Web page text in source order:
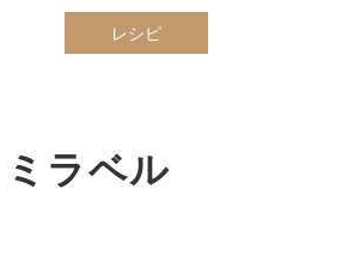
レシピ
ラベル